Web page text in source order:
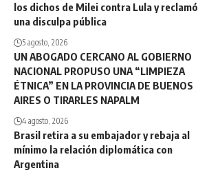
los dichos de Milei contra Lula y reclamó
una disculpa pública
5 agosto, 2026
UN ABOGADO CERCANO AL GOBIERNO
NACIONAL PROPUSO UNA “LIMPIEZA
ÉTNICA” EN LA PROVINCIA DE BUENOS
AIRES O TIRARLES NAPALM
4 agosto, 2026
Brasil retira a su embajador y rebaja al
mínimo la relación diplomática con
Argentina